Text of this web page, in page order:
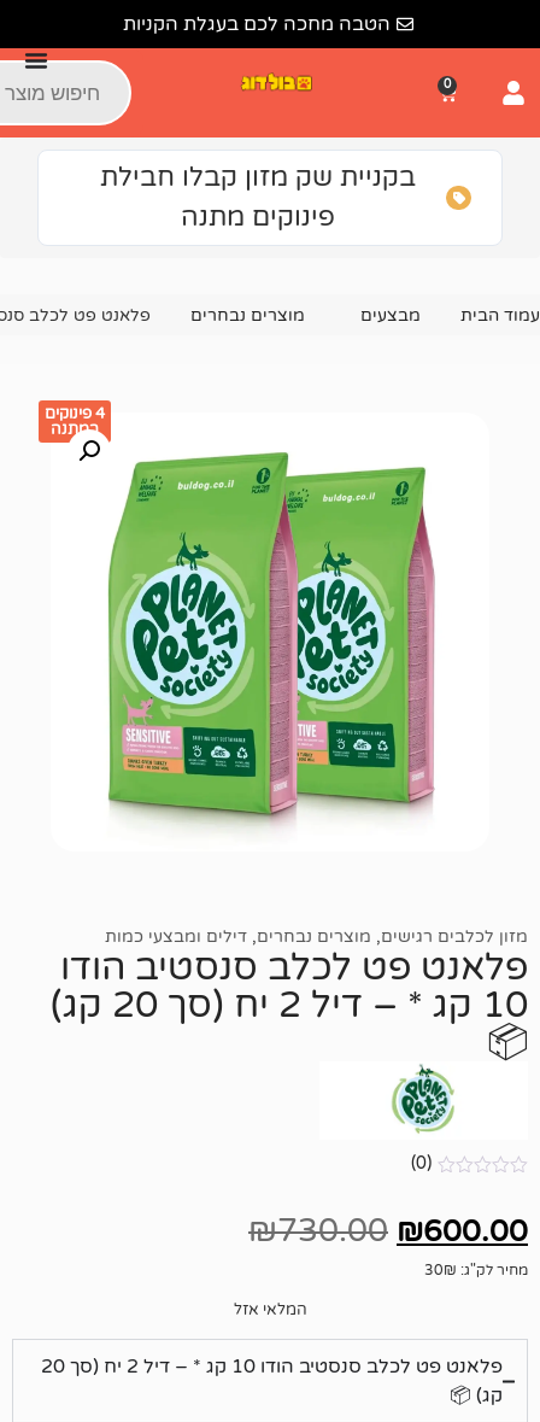
הטבה מחכה לכם בעגלת הקניות
שק מזון קבלו חבילת
פינוקים מתנה
מוצרים נבחרים פלאנט פט לכלב סנסטיב הודו 10 קג * – דיל 2 יח (סך 20 קג) 📦
,מוצרים נבחרים,דילים ומבצעי כמות
לכלב סנסטיב הודו
10 קג * – דיל 2 יח (סך 20 קג)
₪730.00
פלאנט פט לכלב סנסטיב הודו 10 קג * – דיל 2 יח (סך 20